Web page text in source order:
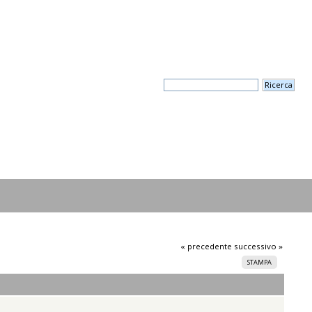
« precedente successivo »
STAMPA